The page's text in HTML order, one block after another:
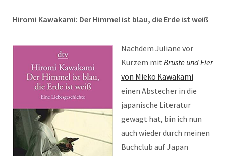
Hiromi Kawakami: Der Himmel ist blau, die Erde ist weiß
Nachdem Juliane vor
Kurzem mit Brüste und Eier
von Mieko Kawakami
einen Abstecher in die
japanische Literatur
gewagt hat, bin ich nun
auch wieder durch meinen
Buchclub auf Japan